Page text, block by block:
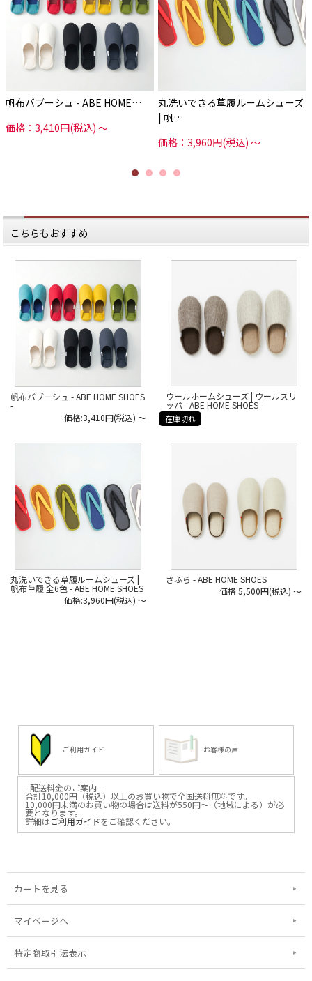
さらに嬉しいのは洗濯ができるこ
と。
帆布生地なので汚れたら
気軽に洗濯してください。
カラー展開は6色、
気分が明るくなるような
ポップなカラーから、
ベーシックカラーまで。
Small、Largeの2サイズで、
使い分けもできます。
友達登録で５００円OFFクーポンを
プレゼント！
▽友だち登録はコチラから▽
@iimonoya
いただけます。
▶︎その他お買い物はプロフィールリ
ンクからどうぞ。
#日本いいもの屋 #丁寧な暮らし #通
販サイト #ECサイト #雑貨店 #オンラ
インショップ #伝統工芸 #贈り物 #引
き出物 #ギフト #日本製
#madeinjapan #ルームシューズ #ウ
ールのルームシューズ
履き #スリッパ収納 #収納グッズ
さらに嬉しいのは洗濯ができるこ
と。
帆布生地なので汚れたら
気軽に洗濯してください。
ベーシックカラーまで。
Small、Largeの2サイズで、
使用用途に合わせて
使い分けもできます。
どこにおこうかな？
帆布バッグです。
友達登録で５００円OFFクーポンを
@iimonoya
▶︎その他お買い物はプロフィールリ
ンクからどうぞ。
#日本いいもの屋 #丁寧な暮らし #通
販サイト #ECサイト #雑貨店 #オンラ
インショップ #伝統工芸 #贈り物 #引
き出物 #ギフト #日本製
履き #スリッパ収納 #収納グッズ
帆布バブーシュ - ABE HOME…
価格：3,410円(税込)～
丸洗いできる草履ルームシューズ
| 帆…
価格：3,960円(税込)～
こちらもおすすめ
帆布バブーシュ - ABE HOME SHOES
-
価格:3,410円(税込) ～
ウールホームシューズ | ウールスリ
ッパ - ABE HOME SHOES -
在庫切れ
丸洗いできる草履ルームシューズ |
帆布草履 全6色 - ABE HOME SHOES
価格:3,960円(税込) ～
さふら - ABE HOME SHOES
価格:5,500円(税込) ～
ご利用ガイド お客様の声
- 配送料金のご案内 -
合計10,000円（税込）以上のお買い物で全国送料無料です。
10,000円未満のお買い物の場合は送料が550円～（地域による）が必
要となります。
詳細はご利用ガイドをご確認ください。
カートを見る
マイページへ
特定商取引法表示